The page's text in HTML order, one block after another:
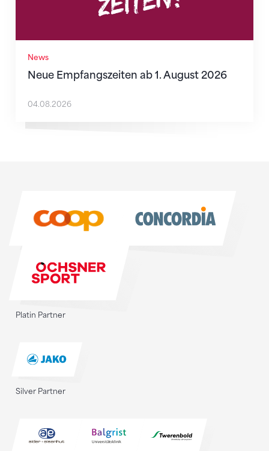
News
Neue Empfangszeiten ab 1. August 2026
04.08.2026
Platin Partner
Silver Partner